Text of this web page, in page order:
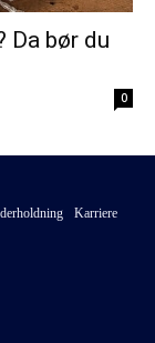
Da bør du
0
Karriere